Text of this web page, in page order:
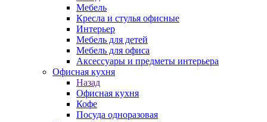
Мебель
Кресла и стулья офисные
Интерьер
Мебель для детей
Мебель для офиса
Аксессуары и предметы интерьера
Офисная кухня
Назад
Офисная кухня
Кофе
Посуда одноразовая